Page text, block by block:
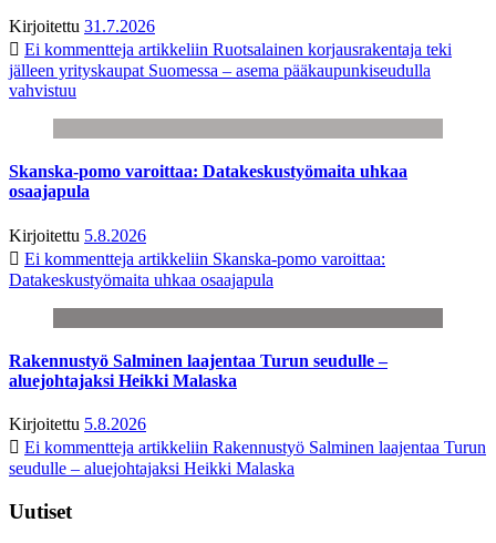
Kirjoitettu 31.7.2026
Ei kommentteja artikkeliin Ruotsalainen korjausrakentaja teki
jälleen yrityskaupat Suomessa – asema pääkaupunkiseudulla
vahvistuu
Skanska-pomo varoittaa: Datakeskustyömaita uhkaa
osaajapula
Kirjoitettu 5.8.2026
Ei kommentteja artikkeliin Skanska-pomo varoittaa:
Datakeskustyömaita uhkaa osaajapula
Rakennustyö Salminen laajentaa Turun seudulle –
aluejohtajaksi Heikki Malaska
Kirjoitettu 5.8.2026
Ei kommentteja artikkeliin Rakennustyö Salminen laajentaa Turun
seudulle – aluejohtajaksi Heikki Malaska
Uutiset